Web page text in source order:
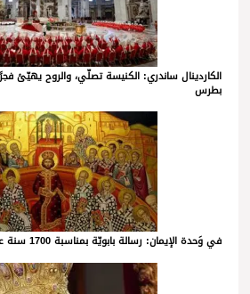
الكاردينال ساندري: الكنيسة تصلّي، والروح يهيّئ
بطرس
في وَحدة الإيمان: رسالة بابويّة بمناسبة 1700 سنة على مجمع نيقية الأول